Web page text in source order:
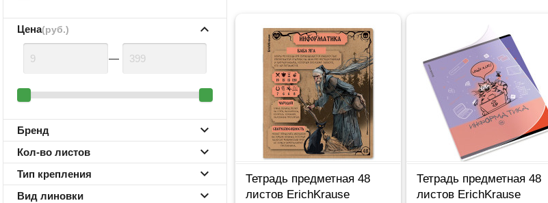
Цена(руб.)
—
Бренд
Кол-во листов
Тип крепления
Вид линовки
Тетрадь предметная 48
листов ErichKrause
Тетрадь предметная 48
листов ErichKrause